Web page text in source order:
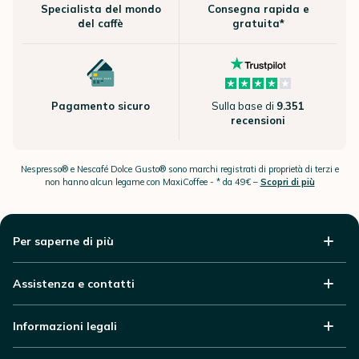
Specialista del mondo
del caffè
Consegna rapida e
gratuita*
Pagamento sicuro Sulla base di 9.351
recensioni
Nespresso® e Nescafé Dolce Gusto® sono marchi registrati di proprietà di terzi e
non hanno alcun legame con MaxiCoffee - * da 49€ – Scopri di più
Per saperne di più
Assistenza e contatti
Informazioni legali